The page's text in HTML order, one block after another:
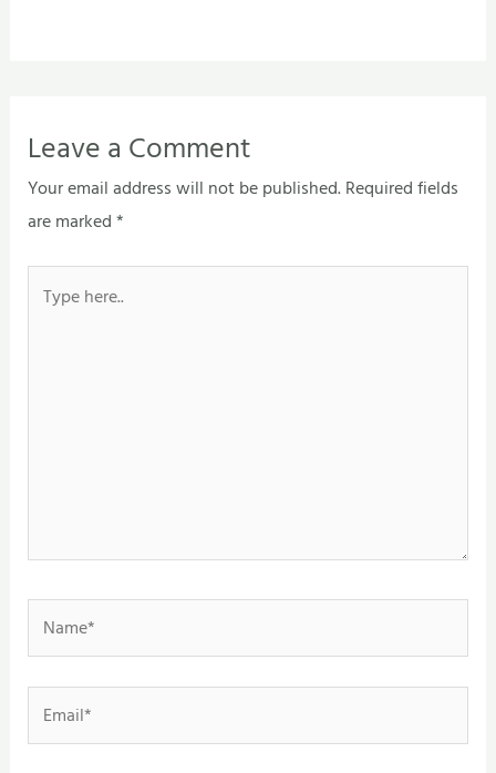
Leave a Comment
Your email address will not be published.Required fields
are marked*
here..
Name*
Email*